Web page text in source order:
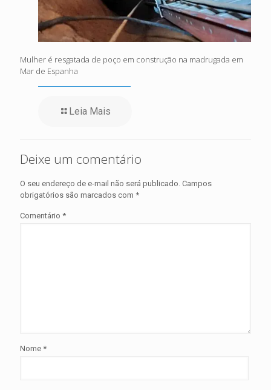
Mulher é resgatada de poço em construção na madrugada em
Mar de Espanha
Leia Mais
Deixe um comentário
O seu endereço de e-mail não será publicado. Campos
obrigatórios são marcados com *
Comentário *
Nome *